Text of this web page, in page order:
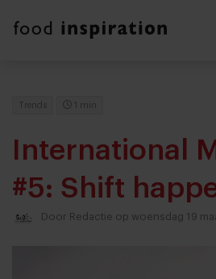
Trends 1 min
International
#5: Shift
Door Redactie op woensdag 19